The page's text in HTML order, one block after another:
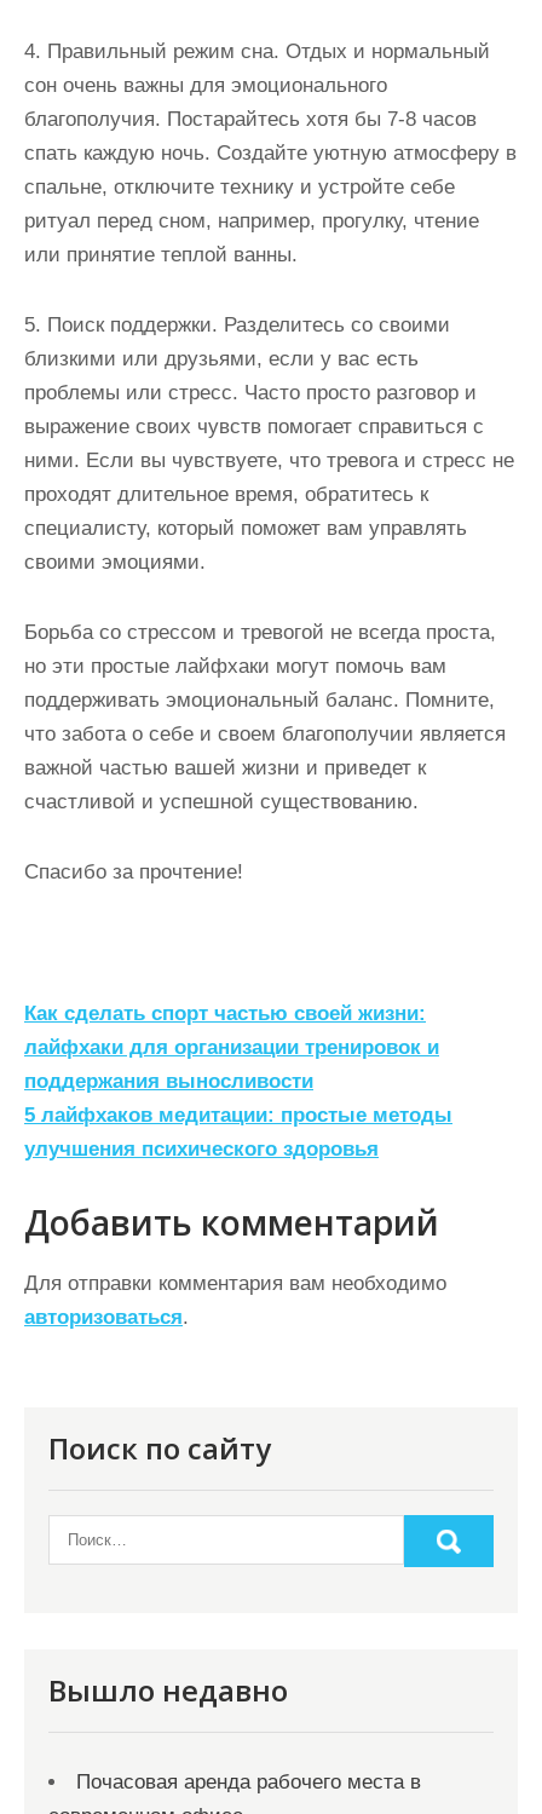
4. Правильный режим сна. Отдых и нормальный
сон очень важны для эмоционального
благополучия. Постарайтесь хотя бы 7-8 часов
спать каждую ночь. Создайте уютную атмосферу в
спальне, отключите технику и устройте себе
ритуал перед сном, например, прогулку, чтение
или принятие теплой ванны.
5. Поиск поддержки. Разделитесь со своими
близкими или друзьями, если у вас есть
проблемы или стресс. Часто просто разговор и
выражение своих чувств помогает справиться с
ними. Если вы чувствуете, что тревога и стресс не
проходят длительное время, обратитесь к
специалисту, который поможет вам управлять
своими эмоциями.
Борьба со стрессом и тревогой не всегда проста,
но эти простые лайфхаки могут помочь вам
поддерживать эмоциональный баланс. Помните,
что забота о себе и своем благополучии является
важной частью вашей жизни и приведет к
счастливой и успешной существованию.
Спасибо за прочтение!
Н
а
в
и
г
а
ц
и
я
Как сделать спорт частью своей жизни:
лайфхаки для организации тренировок и
поддержания выносливости
5 лайфхаков медитации: простые методы
улучшения психического здоровья
Добавить комментарий
Для отправки комментария вам необходимо
авторизоваться.
Поиск по сайту
Вышло недавно
Почасовая аренда рабочего места в